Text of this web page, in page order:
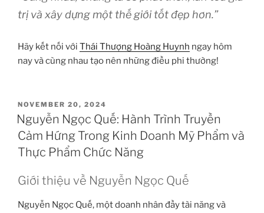
trị và xây dựng một thế giới tốt đẹp hơn.”
Hãy kết nối với Thái Thượng Hoàng Huynh ngay hôm
nay và cùng nhau tạo nên những điều phi thường!
POSTED
ON
NOVEMBER 20, 2024
Nguyễn Ngọc Quế: Hành Trình Truyền
Cảm Hứng Trong Kinh Doanh Mỹ Phẩm và
Thực Phẩm Chức Năng
Giới thiệu về Nguyễn Ngọc Quế
Nguyễn Ngọc Quế, một doanh nhân đầy tài năng và